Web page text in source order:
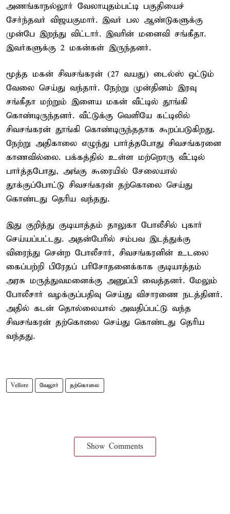
அணங்காநல்லூர் வேலாயுதம்பட்டி பகுதியைச்
சேர்ந்தவர் விஜயகுமார். இவர் பல ஆண்டுகளுக்கு
முன்பே இறந்து விட்டார். இவரின் மனைவி சங்கீதா.
இவர்களுக்கு 2 மகன்கள் இருந்தனர்.
மூத்த மகன் சிவசங்கரன் (27 வயது) டைல்ஸ் ஒட்டும்
வேலை செய்து வந்தார். நேற்று முன்தினம் இரவு
சங்கீதா மற்றும் இளைய மகன் வீட்டில் தூங்கி
கொண்டிருந்தனர். வீட்டுக்கு வெளியே கட்டிலில்
சிவசங்கரன் தூங்கி கொண்டிருந்ததாக கூறப்படுகிறது.
நேற்று அதிகாலை எழுந்து பார்த்தபோது சிவசங்கரனை
காணவில்லை. பக்கத்தில் உள்ள மற்றொரு வீட்டில்
பார்த்தபோது, அங்கு கூரையில் சேலையால்
தூக்குப்போட்டு சிவசங்கரன் தற்கொலை செய்து
கொண்டது தெரிய வந்தது.
இது குறித்து குடியாத்தம் தாலுகா போலீசில் புகார்
செய்யப்பட்டது. அதன்பேரில் சம்பவ இடத்துக்கு
விரைந்து சென்ற போலீசார், சிவசங்கரனின் உடலை
கைப்பற்றி பிரேதப் பரிசோதனைக்காக குடியாத்தம்
அரசு மருத்துவமனைக்கு அனுப்பி வைத்தனர். மேலும்
போலீசார் வழக்குப்பதிவு செய்து விசாரணை நடத்தினர்.
அதில் கடன் தொல்லையால் அவதிப்பட்டு வந்த
சிவசங்கரன் தற்கொலை செய்து கொண்டது தெரிய
வந்தது.
Vellore வேலூர் தற்கொலை
Show Comments